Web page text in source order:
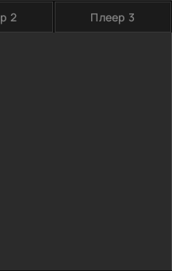
2 Плеер 3